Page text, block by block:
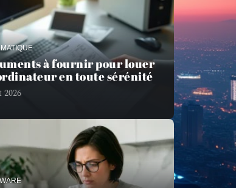
à fournir pour louer
en toute sérénité
2026